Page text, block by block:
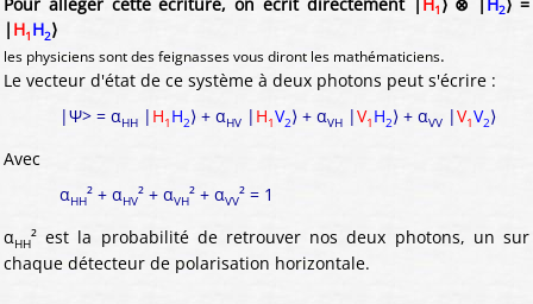
1 2
| H1 H2⟩
les physiciens sont des feignasses vous diront les mathématiciens.
Le vecteur d'état de ce système à deux photons peut s'écrire :
|Ψ> = αHH | H1 H2⟩ + αHV | H1V2⟩ + αVH |V1 H2⟩ + αVV |V1V2⟩
Avec
αHH² + αHV² + αVH² + αVV² = 1
αHH² est la probabilité de retrouver nos deux photons, un sur
chaque détecteur de polarisation horizontale.